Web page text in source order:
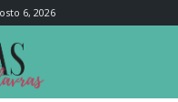
6, 2026